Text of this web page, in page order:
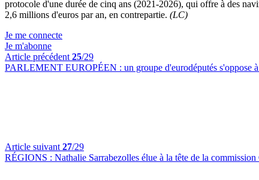
protocole d'une durée de cinq ans (2021-2026), qui offre à des
2,6 millions d'euros par an, en contrepartie. (LC)
Je me connecte
Je m'abonne
Article précédent 25/29
PARLEMENT EUROPÉEN : un groupe d'eurodéputés
Article suivant 27/29
RÉGIONS : Nathalie Sarrabezolles élue à la tête de la